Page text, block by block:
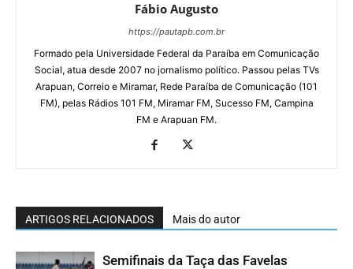
Fábio Augusto
https://pautapb.com.br
Formado pela Universidade Federal da Paraíba em Comunicação
Social, atua desde 2007 no jornalismo político. Passou pelas TVs
Arapuan, Correio e Miramar, Rede Paraíba de Comunicação (101
FM), pelas Rádios 101 FM, Miramar FM, Sucesso FM, Campina
FM e Arapuan FM.
ARTIGOS RELACIONADOS Mais do autor
Semifinais da Taça das Favelas